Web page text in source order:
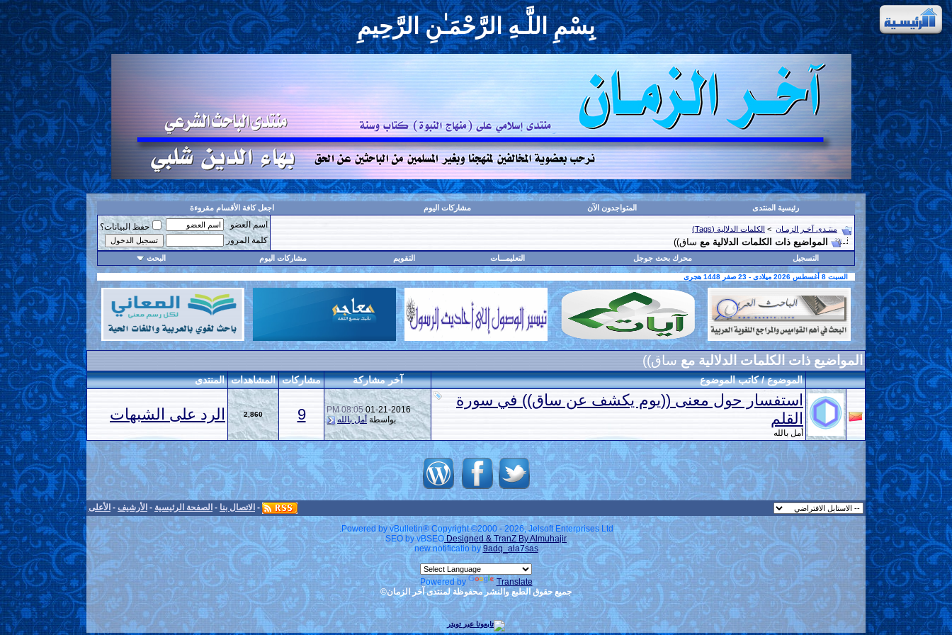
بِسْمِ اللَّـهِ الرَّحْمَـٰنِ الرَّحِيمِ
رئيسية المنتدى المتواجدون الآن مشاركات اليوم اجعل كافة الأقسام مقروءة
منتـدى آخـر الزمـان > الكلمات الدلالية (Tags)
المواضيع ذات الكلمات الدلالية مع ساق))
اسم العضو
حفظ البيانات؟
كلمة المرور
التسجيل محرك بحث جوجل التعليمـــات التقويم مشاركات اليوم البحث
السبت 8 أغسطس 2026 ميلادى - 23 صفر 1448 هجرى
المواضيع ذات الكلمات الدلالية مع ساق))
الموضوع / كاتب الموضوع آخر مشاركة مشاركات المشاهدات المنتدى
استفسار حول معنى ((يوم يكشف عن ساق)) في سورة
القلم
أمل بالله
01-21-2016
08:05 PM
بواسطة أمل بالله 9
2,860 الرد على الشبهات
- الاتصال بنا - الصفحة الرئيسية - الأرشيف - الأعلى
Powered by vBulletin® Copyright ©2000 - 2026, Jelsoft Enterprises Ltd.
SEO by vBSEODesigned & TranZ By Almuhajir
new notificatio by9adq_ala7sas
Powered by
Translate
جميع حقوق الطبع والنشر محفوظة لمنتدى آخر الزمان©